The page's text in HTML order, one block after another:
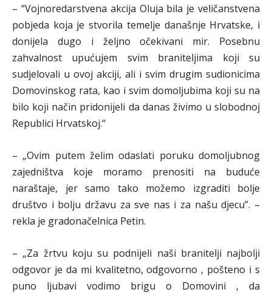
– “Vojnoredarstvena akcija Oluja bila je veličanstvena
pobjeda koja je stvorila temelje današnje Hrvatske, i
donijela dugo i željno očekivani mir. Posebnu
zahvalnost upućujem svim braniteljima koji su
sudjelovali u ovoj akciji, ali i svim drugim sudionicima
Domovinskog rata, kao i svim domoljubima koji su na
bilo koji način pridonijeli da danas živimo u slobodnoj
Republici Hrvatskoj.“
– „Ovim putem želim odaslati poruku domoljubnog
zajedništva koje moramo prenositi na buduće
naraštaje, jer samo tako možemo izgraditi bolje
društvo i bolju državu za sve nas i za našu djecu”. –
rekla je gradonačelnica Petin.
– „Za žrtvu koju su podnijeli naši branitelji najbolji
odgovor je da mi kvalitetno, odgovorno , pošteno i s
puno ljubavi vodimo brigu o Domovini , da